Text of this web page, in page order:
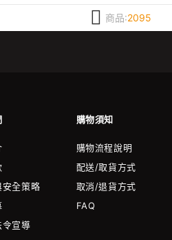
商品:2095
購物須知
安全策略
令宣導
購物流程說明
配送/取貨方式
取消/退貨方式
FAQ